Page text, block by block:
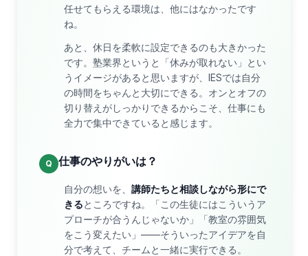
任せてもらえる環境は、他にはなかったです
ね。
あと、休日を柔軟に設定できるのも大きかった
です。塾業界というと「休みが取れない」とい
うイメージがあると思いますが、IESでは自分
の時間をちゃんと大切にできる。オンとオフの
切り替えがしっかりできるからこそ、仕事にも
全力で集中できていると感じます。
Q 仕事のやりがいは？
自分の想いを、 講師たちと相談しながら形にで
きるところですね。「この生徒にはこういうア
プローチが合うんじゃないか」「教室の雰囲気
をこう変えたい」——そういったアイデアを自
分で考えて、チームと一緒に実行できる。